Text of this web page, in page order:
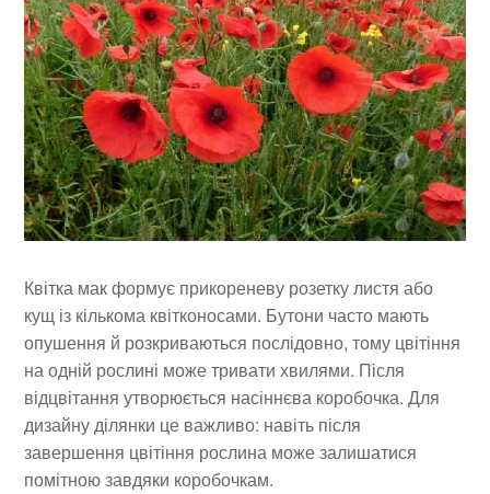
Квітка мак формує прикореневу розетку листя або
кущ із кількома квітконосами. Бутони часто мають
опушення й розкриваються послідовно, тому цвітіння
на одній рослині може тривати хвилями. Після
відцвітання утворюється насіннєва коробочка. Для
дизайну ділянки це важливо: навіть після
завершення цвітіння рослина може залишатися
помітною завдяки коробочкам.